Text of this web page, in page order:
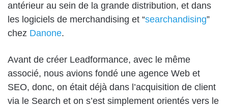
antérieur au sein de la grande distribution, et dans
les logiciels de merchandising et “searchandising”
chez Danone.
Avant de créer Leadformance, avec le même
associé, nous avions fondé une agence Web et
SEO, donc, on était déjà dans l’acquisition de client
via le Search et on s’est simplement orientés vers le